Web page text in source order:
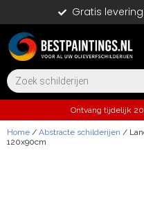
Gratis
Ontvang tijdelijk
Home / Abstracte schilderijen /
120x90cm